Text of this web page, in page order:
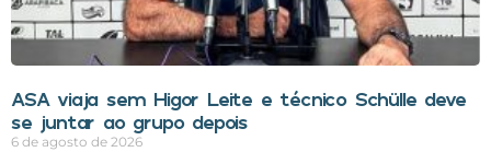
ASA viaja sem Higor Leite e técnico Schülle deve
se juntar ao grupo depois
6 de agosto de 2026